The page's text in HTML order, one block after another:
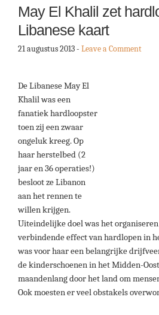
May El Khalil zet
Libanese kaart
21 augustus 2013- Leave a Comment
De Libanese May El
Khalil was een
fanatiek hardloopster
toen zij een zwaar
ongeluk kreeg. Op
haar herstelbed (2
jaar en 36 operaties!)
besloot ze Libanon
aan het rennen te
willen krijgen.
Uiteindelijke doel was het
verbindende effect van hardlopen in
was voor haar een belangrijke
de kinderschoenen in het Midden-
maandenlang door het land om
Ook moesten er veel obstakels